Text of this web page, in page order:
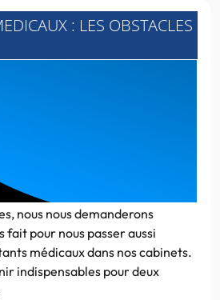
: LES OBSTACLES
nous nous demanderons
fait pour nous passer aussi
médicaux dans nos cabinets.
indispensables pour deux